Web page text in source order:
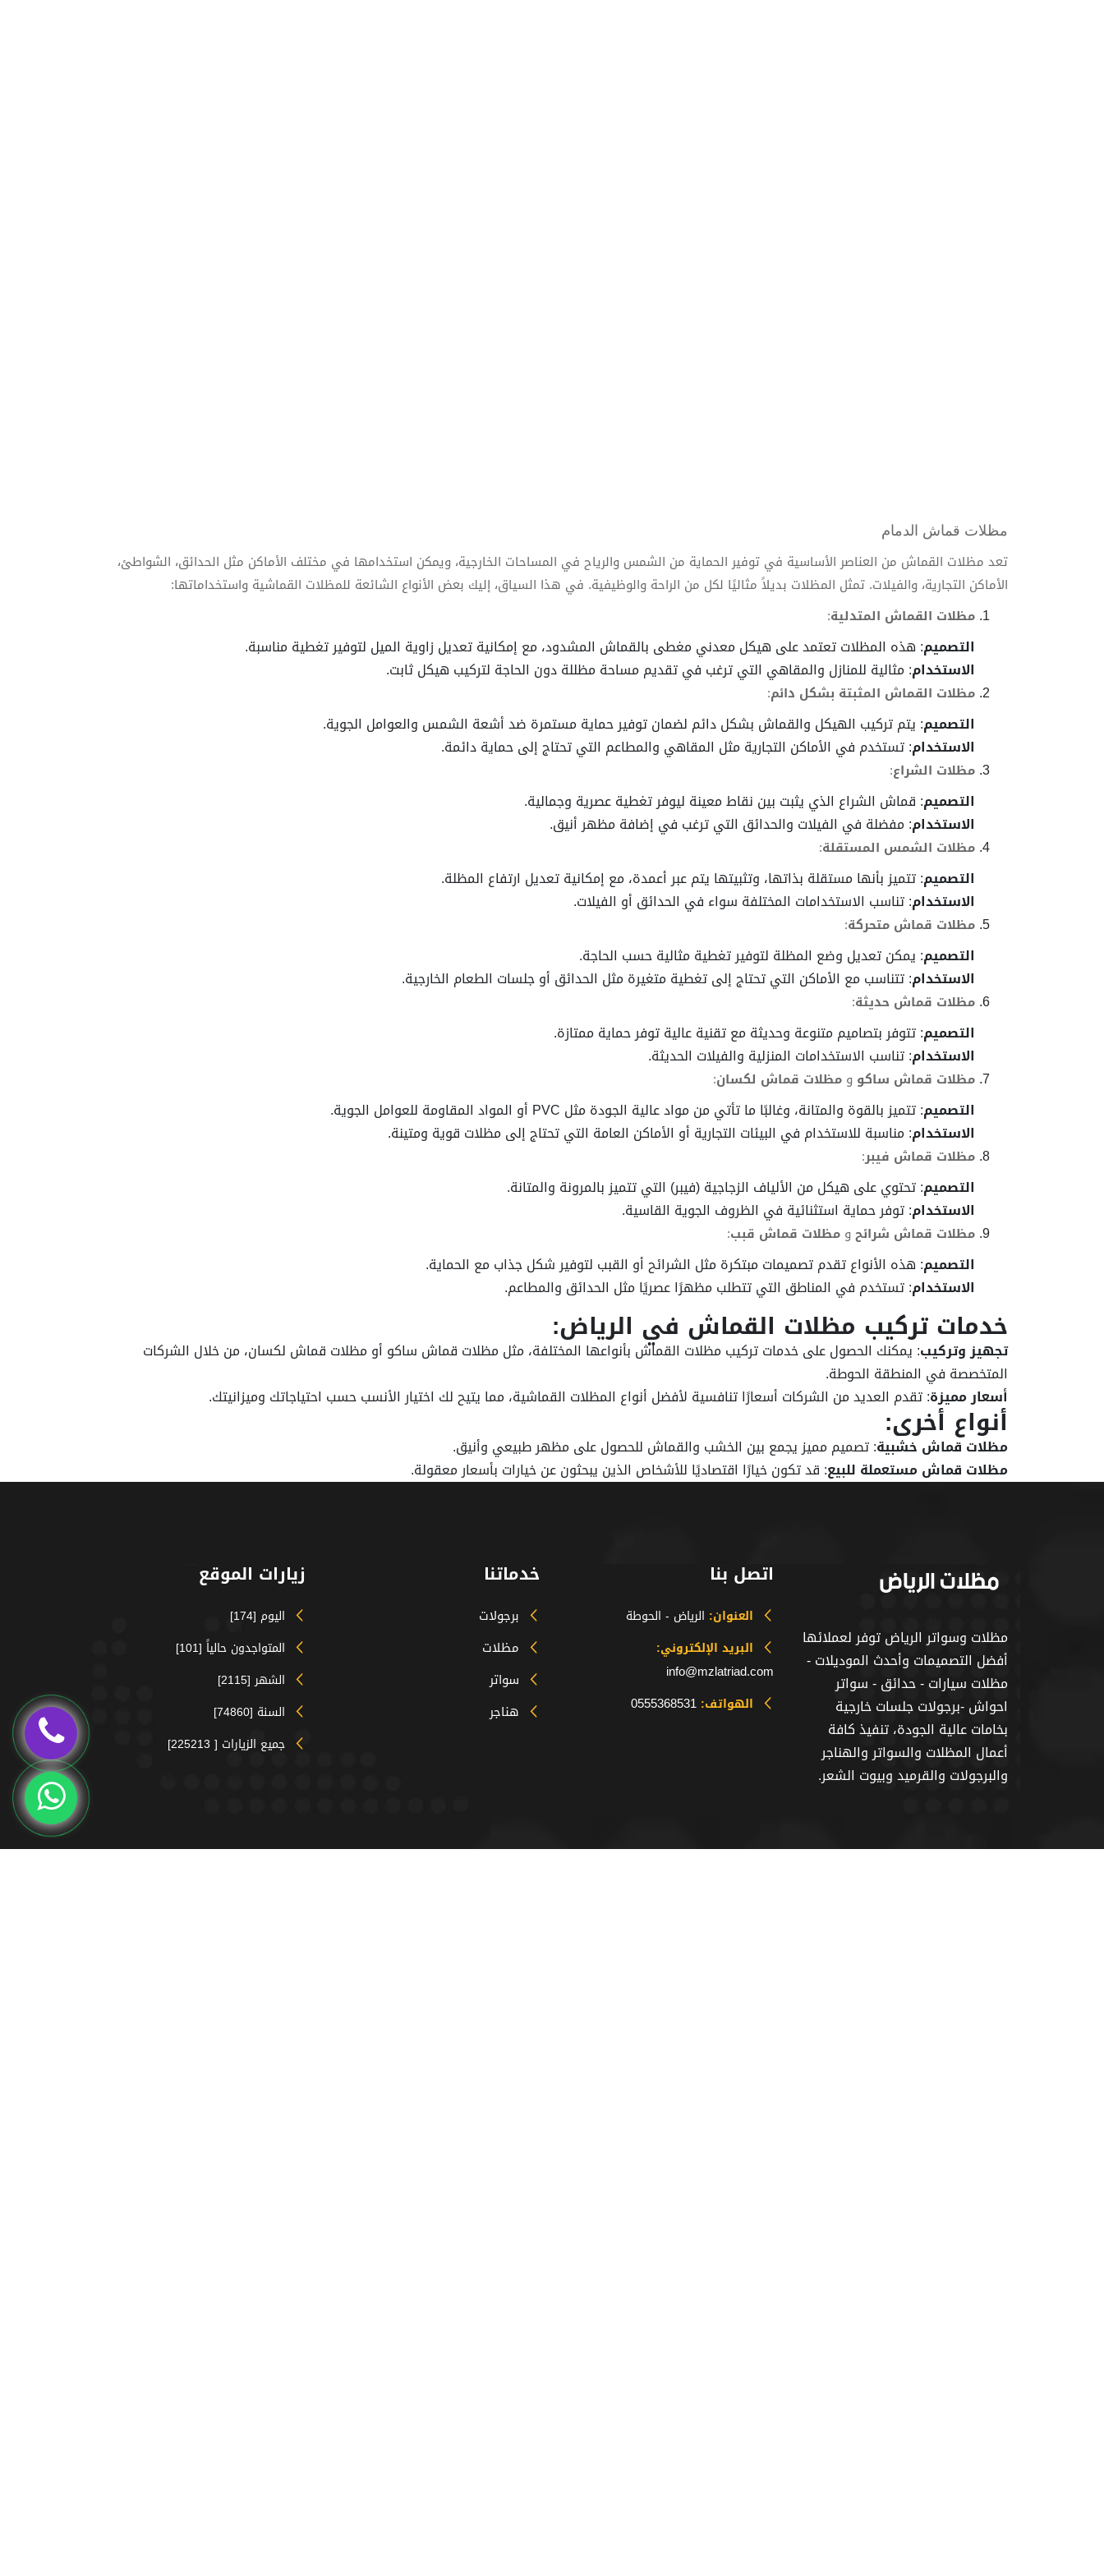
مظلات قماش الدمام
تعد مظلات القماش من العناصر الأساسية في توفير الحماية من الشمس والرياح في المساحات الخارجية، ويمكن استخدامها في مختلف الأماكن مثل الحدائق، الشواطئ،
الأماكن التجارية، والفيلات. تمثل المظلات بديلاً مثاليًا لكل من الراحة والوظيفية. في هذا السياق، إليك بعض الأنواع الشائعة للمظلات القماشية واستخداماتها:
مظلات القماش المتدلية:
التصميم: هذه المظلات تعتمد على هيكل معدني مغطى بالقماش المشدود، مع إمكانية تعديل زاوية الميل لتوفير تغطية مناسبة.
الاستخدام: مثالية للمنازل والمقاهي التي ترغب في تقديم مساحة مظللة دون الحاجة لتركيب هيكل ثابت.
مظلات القماش المثبتة بشكل دائم:
التصميم: يتم تركيب الهيكل والقماش بشكل دائم لضمان توفير حماية مستمرة ضد أشعة الشمس والعوامل الجوية.
الاستخدام: تستخدم في الأماكن التجارية مثل المقاهي والمطاعم التي تحتاج إلى حماية دائمة.
مظلات الشراع:
التصميم: قماش الشراع الذي يثبت بين نقاط معينة ليوفر تغطية عصرية وجمالية.
الاستخدام: مفضلة في الفيلات والحدائق التي ترغب في إضافة مظهر أنيق.
مظلات الشمس المستقلة:
التصميم: تتميز بأنها مستقلة بذاتها، وتثبيتها يتم عبر أعمدة، مع إمكانية تعديل ارتفاع المظلة.
الاستخدام: تناسب الاستخدامات المختلفة سواء في الحدائق أو الفيلات.
مظلات قماش متحركة:
التصميم: يمكن تعديل وضع المظلة لتوفير تغطية مثالية حسب الحاجة.
الاستخدام: تتناسب مع الأماكن التي تحتاج إلى تغطية متغيرة مثل الحدائق أو جلسات الطعام الخارجية.
مظلات قماش حديثة:
التصميم: تتوفر بتصاميم متنوعة وحديثة مع تقنية عالية توفر حماية ممتازة.
الاستخدام: تناسب الاستخدامات المنزلية والفيلات الحديثة.
مظلات قماش ساكو و مظلات قماش لكسان:
التصميم: تتميز بالقوة والمتانة، وغالبًا ما تأتي من مواد عالية الجودة مثل PVC أو المواد المقاومة للعوامل الجوية.
الاستخدام: مناسبة للاستخدام في البيئات التجارية أو الأماكن العامة التي تحتاج إلى مظلات قوية ومتينة.
مظلات قماش فيبر:
التصميم: تحتوي على هيكل من الألياف الزجاجية (فيبر) التي تتميز بالمرونة والمتانة.
الاستخدام: توفر حماية استثنائية في الظروف الجوية القاسية.
مظلات قماش شرائح و مظلات قماش قبب:
التصميم: هذه الأنواع تقدم تصميمات مبتكرة مثل الشرائح أو القبب لتوفير شكل جذاب مع الحماية.
الاستخدام: تستخدم في المناطق التي تتطلب مظهرًا عصريًا مثل الحدائق والمطاعم.
خدمات تركيب مظلات القماش في الرياض:
تجهيز وتركيب: يمكنك الحصول على خدمات تركيب مظلات القماش بأنواعها المختلفة، مثل مظلات قماش ساكو أو مظلات قماش لكسان، من خلال الشركات
المتخصصة في المنطقة الحوطة.
أسعار مميزة: تقدم العديد من الشركات أسعارًا تنافسية لأفضل أنواع المظلات القماشية، مما يتيح لك اختيار الأنسب حسب احتياجاتك وميزانيتك.
أنواع أخرى:
مظلات قماش خشبية: تصميم مميز يجمع بين الخشب والقماش للحصول على مظهر طبيعي وأنيق.
مظلات قماش مستعملة للبيع: قد تكون خيارًا اقتصاديًا للأشخاص الذين يبحثون عن خيارات بأسعار معقولة.
مظلات وسواتر الرياض توفر لعملائها
أفضل التصميمات وأحدث الموديلات -
مظلات سيارات - حدائق - سواتر
احواش -برجولات جلسات خارجية
بخامات عالية الجودة، تنفيذ كافة
أعمال المظلات والسواتر والهناجر
والبرجولات والقرميد وبيوت الشعر.
اتصل بنا
العنوان: الرياض - الحوطة
البريد الإلكتروني:
info@mzlatriad.com
الهواتف: 0555368531
خدماتنا
برجولات
مظلات
سواتر
هناجر
زيارات الموقع
اليوم [174]
المتواجدون حالياً [101]
الشهر [2115]
السنة [74860]
جميع الزيارات [ 225213]